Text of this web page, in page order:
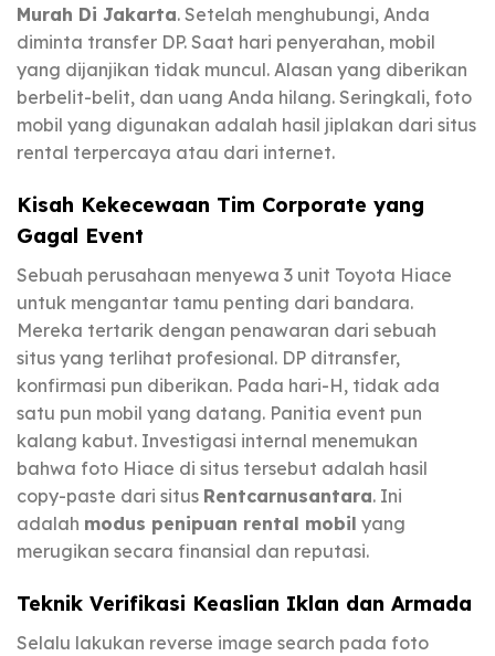
Murah Di Jakarta. Setelah menghubungi, Anda
diminta transfer DP. Saat hari penyerahan, mobil
yang dijanjikan tidak muncul. Alasan yang diberikan
berbelit-belit, dan uang Anda hilang. Seringkali, foto
mobil yang digunakan adalah hasil jiplakan dari situs
rental terpercaya atau dari internet.
Kisah Kekecewaan Tim Corporate yang
Gagal Event
Sebuah perusahaan menyewa 3 unit Toyota Hiace
untuk mengantar tamu penting dari bandara.
Mereka tertarik dengan penawaran dari sebuah
situs yang terlihat profesional. DP ditransfer,
konfirmasi pun diberikan. Pada hari-H, tidak ada
satu pun mobil yang datang. Panitia event pun
kalang kabut. Investigasi internal menemukan
bahwa foto Hiace di situs tersebut adalah hasil
copy-paste dari situs Rentcarnusantara. Ini
adalah modus penipuan rental mobil yang
merugikan secara finansial dan reputasi.
Teknik Verifikasi Keaslian Iklan dan Armada
Selalu lakukan reverse image search pada foto